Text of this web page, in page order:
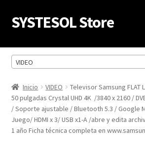
Ir
a
navegación
Ir
al
SYSTESOL Store
Inicio
Carrito
Finalizar compra
VIDEO
Inicio VIDEO
Televisor Samsung FLAT
50 pulgadas Crystal UHD 4K /3840 x 2160 /
/ Soporte ajustable / Bluetooth 5.3 / Google
Juego/ HDMI x 3/ USB x1-A /abre y edita
1 año Ficha técnica completa en